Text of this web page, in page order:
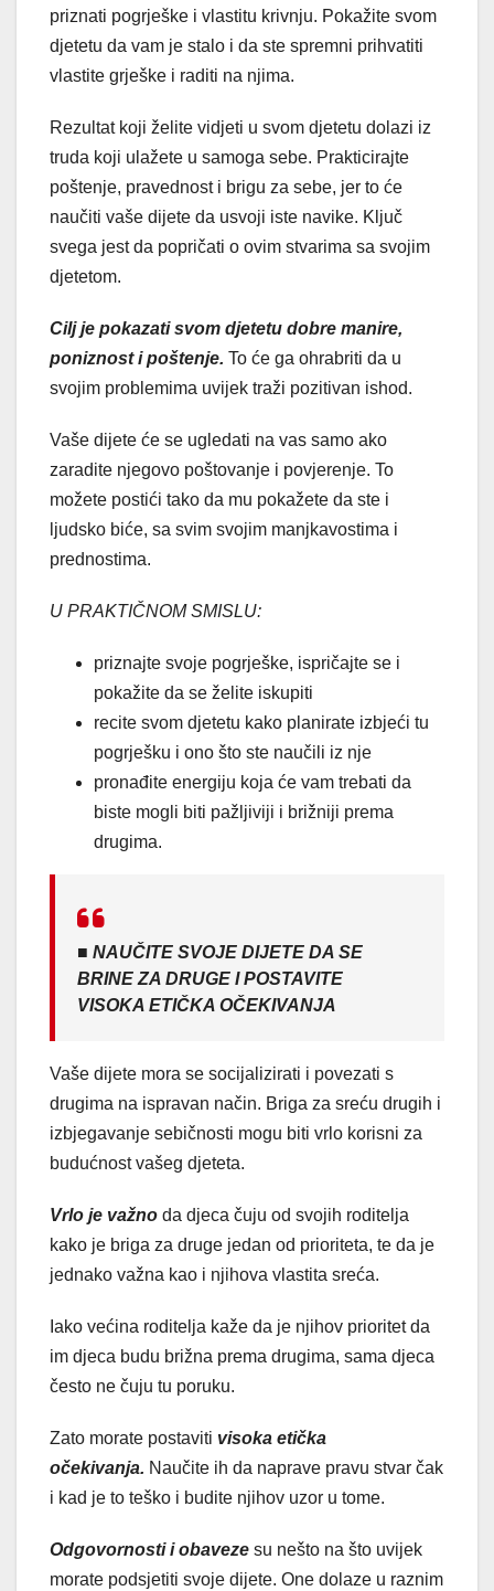
priznati pogrješke i vlastitu krivnju. Pokažite svom
djetetu da vam je stalo i da ste spremni prihvatiti
vlastite grješke i raditi na njima.
Rezultat koji želite vidjeti u svom djetetu dolazi iz
truda koji ulažete u samoga sebe. Prakticirajte
poštenje, pravednost i brigu za sebe, jer to će
naučiti vaše dijete da usvoji iste navike. Ključ
svega jest da popričati o ovim stvarima sa svojim
djetetom.
Cilj je pokazati svom djetetu dobre manire,
poniznost i poštenje. To će ga ohrabriti da u
svojim problemima uvijek traži pozitivan ishod.
Vaše dijete će se ugledati na vas samo ako
zaradite njegovo poštovanje i povjerenje. To
možete postići tako da mu pokažete da ste i
ljudsko biće, sa svim svojim manjkavostima i
prednostima.
U PRAKTIČNOM SMISLU:
priznajte svoje pogrješke, ispričajte se i
pokažite da se želite iskupiti
recite svom djetetu kako planirate izbjeći tu
pogrješku i ono što ste naučili iz nje
pronađite energiju koja će vam trebati da
biste mogli biti pažljiviji i brižniji prema
drugima.
■ NAUČITE SVOJE DIJETE DA SE
BRINE ZA DRUGE I POSTAVITE
VISOKA ETIČKA OČEKIVANJA
Vaše dijete mora se socijalizirati i povezati s
drugima na ispravan način. Briga za sreću drugih i
izbjegavanje sebičnosti mogu biti vrlo korisni za
budućnost vašeg djeteta.
Vrlo je važno da djeca čuju od svojih roditelja
kako je briga za druge jedan od prioriteta, te da je
jednako važna kao i njihova vlastita sreća.
Iako većina roditelja kaže da je njihov prioritet da
im djeca budu brižna prema drugima, sama djeca
često ne čuju tu poruku.
Zato morate postaviti visoka etička
očekivanja. Naučite ih da naprave pravu stvar čak
i kad je to teško i budite njihov uzor u tome.
Odgovornosti i obaveze su nešto na što uvijek
morate podsjetiti svoje dijete. One dolaze u raznim